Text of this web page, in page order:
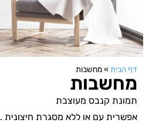
דף הבית »מחשבות
מחשבות
תמונת קנבס מעוצבת
אפשרית עם או ללא מסגרת חיצונית .